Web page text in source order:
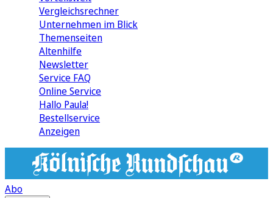
Vergleichsrechner
Unternehmen im Blick
Themenseiten
Altenhilfe
Newsletter
Service FAQ
Online Service
Hallo Paula!
Bestellservice
Anzeigen
Abo